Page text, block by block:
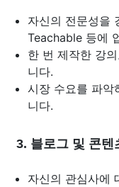
자신의 전문성을
Teachable 등에
한 번 제작한 강
니다.
시장 수요를 파악
니다.
3. 블로그 및 콘텐
자신의 관심사에